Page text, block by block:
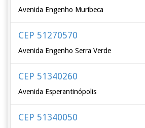
Avenida Engenho Muribeca
CEP 51270570
Avenida Engenho Serra Verde
CEP 51340260
Avenida Esperantinópolis
CEP 51340050